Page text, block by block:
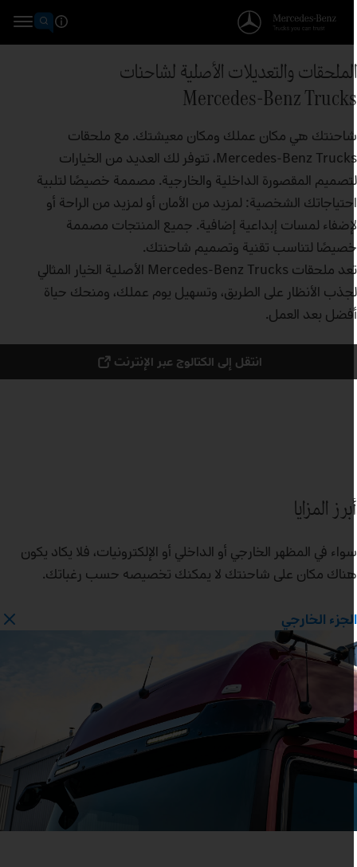
والتعديلات الأصلية لشاحنات
Mercedes‑Benz
هي مكان عملك ومكان معيشتك. مع ملحقات
Mercedes‑Benz Trucks، تتوفر لك العديد من الخيارات
المقصورة الداخلية والخارجية. مصممة خصيصًا لتلبية
الشخصية: لمزيد من الأمان أو لمزيد من الراحة أو
لمسات إبداعية إضافية. جميع المنتجات مصممة
لتناسب تقنية وتصميم شاحنتك.
تعد ملحقات Mercedes‑Benz Trucks الأصلية الخيار المثالي
الأنظار على الطريق، وتسهيل يوم عملك، ومنحك حياة
بعد العمل.
انتقل إلى الكتالوج عبر الإنترنت
المزايا
في المظهر الخارجي أو الداخلي أو الإلكترونيات، فلا يكاد يكون
مكان على شاحنتك لا يمكنك تخصيصه حسب رغباتك.
الخارجي